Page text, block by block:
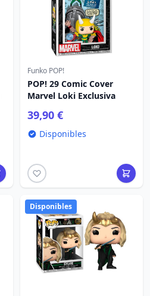
Funko POP!
POP! 29 Comic Cover
Marvel Loki Exclusiva
39,90 €
Disponibles
Disponibles